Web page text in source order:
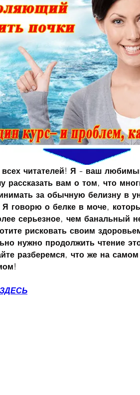
всех читателей! Я - ваш
рассказать вам о том, что
за обычную белизну в
говорю о белке в моче,
серьезное, чем банальный
рисковать своим
нужно продолжить чтение
разберемся, что же на